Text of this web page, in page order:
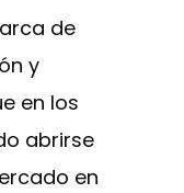
de
y
en los
abrirse
en